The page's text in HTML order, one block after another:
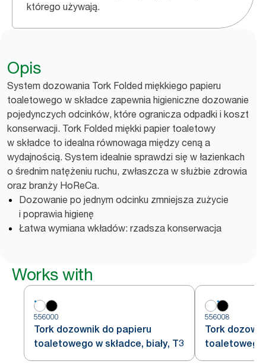
którego używają.
Opis
System dozowania Tork Folded miękkiego papieru
toaletowego w składce zapewnia higieniczne dozowanie
pojedynczych odcinków, które ogranicza odpadki i koszt
konserwacji. Tork Folded miękki papier toaletowy
w składce to idealna równowaga między ceną a
wydajnością. System idealnie sprawdzi się w łazienkach
o średnim natężeniu ruchu, zwłaszcza w służbie zdrowia
oraz branży HoReCa.
Dozowanie po jednym odcinku zmniejsza zużycie
i poprawia higienę
Łatwa wymiana wkładów: rzadsza konserwacja
Works with
556000
Tork dozownik do papieru
toaletowego w składce, biały, T3
556008
Tork
toaletowego
T3